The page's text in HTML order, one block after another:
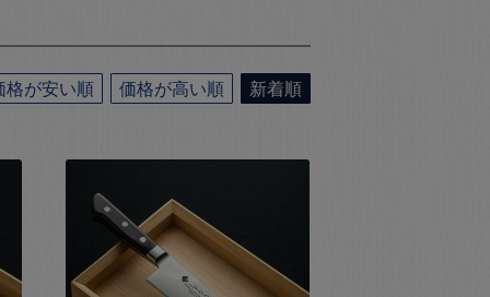
格が安い順 価格が高い順 新着順